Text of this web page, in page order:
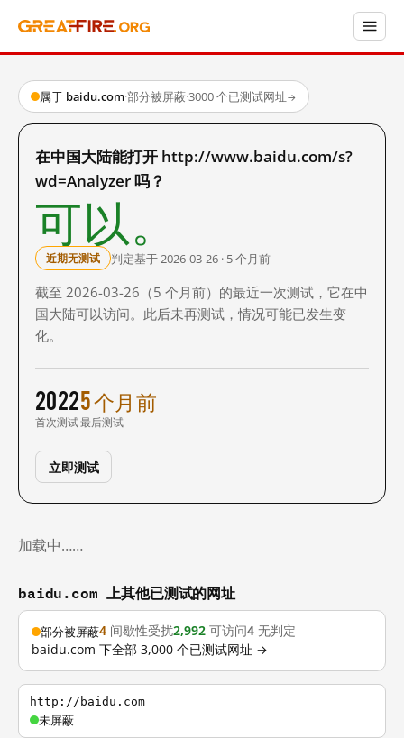
属于 baidu.com·部分被屏蔽·3000 个已测试网址→
在中国大陆能打开 http://www.baidu.com/s?
wd=Analyzer 吗？
可以。
近期无测试 判定基于 2026-03-26 · 5 个月前
截至 2026-03-26（5 个月前）的最近一次测试，它在中
国大陆可以访问。此后未再测试，情况可能已发生变
化。
2022
首次测试
5 个月前
最后测试
立即测试
加载中……
baidu.com 上其他已测试的网址
部分被屏蔽4 间歇性受扰2,992 可访问4 无判定
baidu.com 下全部 3,000 个已测试网址 →
http://baidu.com
未屏蔽